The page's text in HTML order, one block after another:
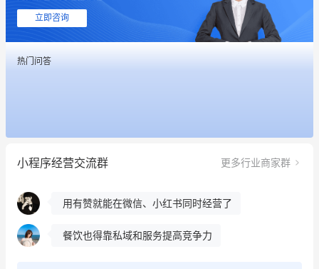
立即咨询
热门问答
小程序经营交流群 更多行业商家群
这个营销策划案例推荐大家看一下
用有赞就能在微信、小红书同时经营了
冰墩墩货源充足需要的联系我
这个营销策划案例推荐大家看一下
用有赞就能在微信、小红书同时经营了
餐饮也得靠私域和服务提高竞争力